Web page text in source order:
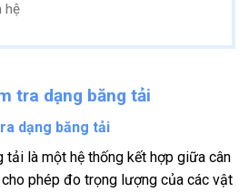
hệ
tra dạng băng tải
dạng băng tải
tải là một hệ thống kết hợp giữa cân
phép đo trọng lượng của các vật